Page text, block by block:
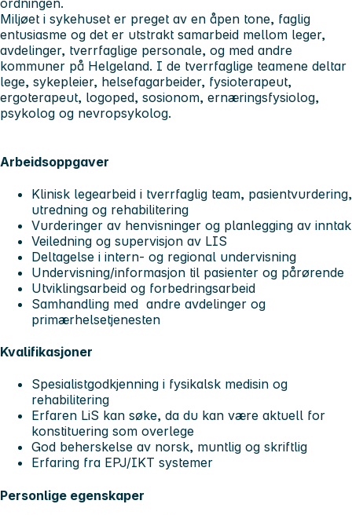
ordningen.
Miljøet i sykehuset er preget av en åpen tone, faglig
entusiasme og det er utstrakt samarbeid mellom leger,
avdelinger, tverrfaglige personale, og med andre
kommuner på Helgeland. I de tverrfaglige teamene deltar
lege, sykepleier, helsefagarbeider, fysioterapeut,
ergoterapeut, logoped, sosionom, ernæringsfysiolog,
psykolog og nevropsykolog.
Arbeidsoppgaver
Klinisk legearbeid i tverrfaglig team, pasientvurdering,
utredning og rehabilitering
Vurderinger av henvisninger og planlegging av inntak
Veiledning og supervisjon av LIS
Deltagelse i intern- og regional undervisning
Undervisning/informasjon til pasienter og pårørende
Utviklingsarbeid og forbedringsarbeid
Samhandling med andre avdelinger og
primærhelsetjenesten
Kvalifikasjoner
Spesialistgodkjenning i fysikalsk medisin og
rehabilitering
Erfaren LiS kan søke, da du kan være aktuell for
konstituering som overlege
God beherskelse av norsk, muntlig og skriftlig
Erfaring fra EPJ/IKT systemer
Personlige egenskaper